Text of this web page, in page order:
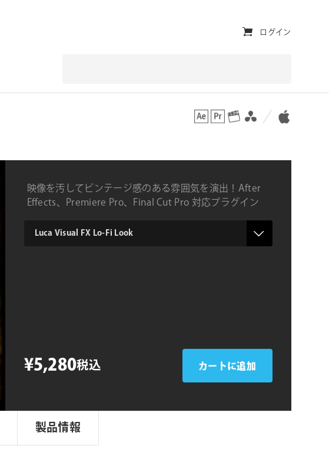
ユ
ィ
リ
ィ・
ナ
ビ
ゲ
ー
ログイン
対応プラットフォーム 対応OS
映像を汚してビンテージ感のある雰囲気を演出！After
Effects、Premiere Pro、Final Cut Pro 対応プラグイン
product
¥5,280税込 カートに追加
製品情報